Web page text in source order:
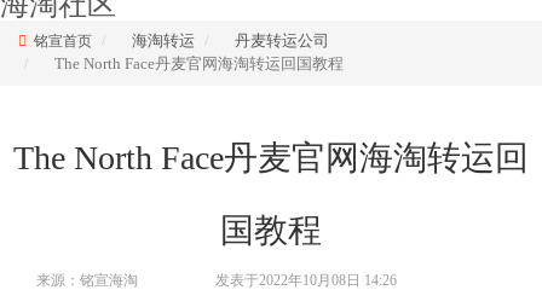
铭宣首页 海淘转运
丹麦转运公司
The North Face丹麦官网海淘转运回国教程
The North Face丹麦官网海淘转运回
国教程
来源：铭宣海淘
发表于2022年10月08日 14:26